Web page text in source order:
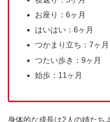
お座り：6ヶ月
はいはい：6ヶ月
つかまり立ち：7ヶ月
つたい歩き：9ヶ月
始歩：11ヶ月
身体的な成長は2人の姉たち